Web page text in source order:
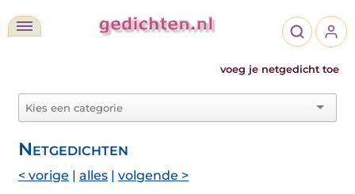
voeg je netgedicht toe
Netgedichten
< vorige | alles | volgende >